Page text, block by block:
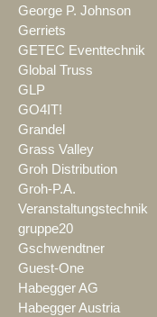
George P. Johnson
Gerriets
GETEC Eventtechnik
Global Truss
GLP
GO4IT!
Grandel
Grass Valley
Groh Distribution
Groh-P.A.
Veranstaltungstechnik
gruppe20
Gschwendtner
Guest-One
Habegger AG
Habegger Austria